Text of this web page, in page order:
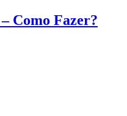
Como Fazer?